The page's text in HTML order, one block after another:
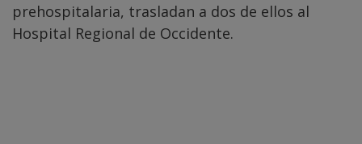
prehospitalaria, trasladan a dos de ellos al
Hospital Regional de Occidente.